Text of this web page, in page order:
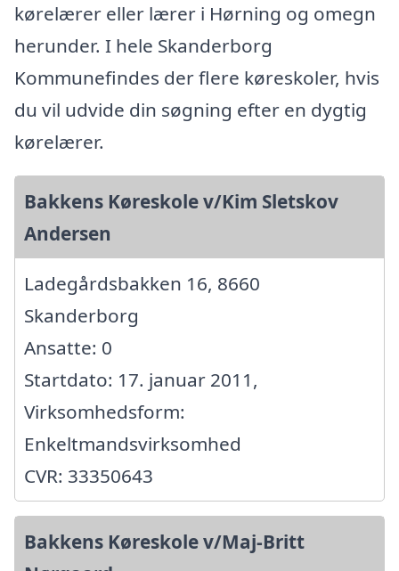
kørelærer eller lærer i Hørning og omegn
herunder. I hele Skanderborg
Kommunefindes der flere køreskoler, hvis
du vil udvide din søgning efter en dygtig
kørelærer.
Bakkens Køreskole v/Kim Sletskov
Andersen
Ladegårdsbakken 16, 8660
Skanderborg
Ansatte: 0
Startdato: 17. januar 2011,
Virksomhedsform:
Enkeltmandsvirksomhed
CVR: 33350643
Bakkens Køreskole v/Maj-Britt